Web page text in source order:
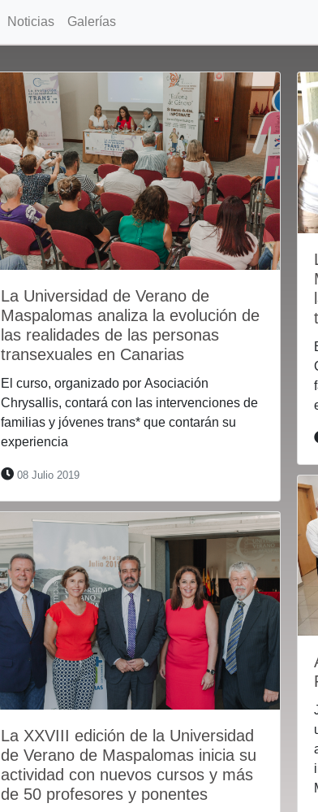
Noticias Galerías
La Universidad de Verano de
Maspalomas analiza la evolución de
las realidades de las personas
transexuales en Canarias
El curso, organizado por Asociación
Chrysallis, contará con las intervenciones de
familias y jóvenes trans* que contarán su
experiencia
08 Julio 2019
La XXVIII edición de la Universidad
de Verano de Maspalomas inicia su
actividad con nuevos cursos y más
de 50 profesores y ponentes